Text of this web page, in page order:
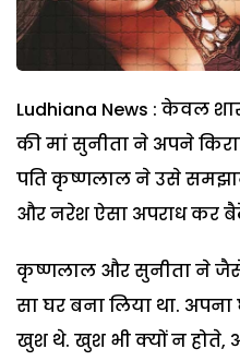
Ludhiana News : केवल
की मां सुनीता ने अपने
पति कृष्णलाल ने उसे
और नरेश ऐसा अपराध कर
कृष्णलाल और सुनीता ने
सा घर बना लिया था.
खुश थे. खुश भी क्यों न होते,